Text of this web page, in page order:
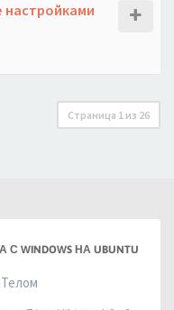
настройками
Страница 1 из 26
НА UBUNTU